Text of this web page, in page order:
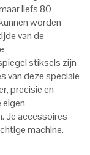
liefs 80
worden
van de
stiksels zijn
van deze speciale
precisie en
Je accessoires
machine.